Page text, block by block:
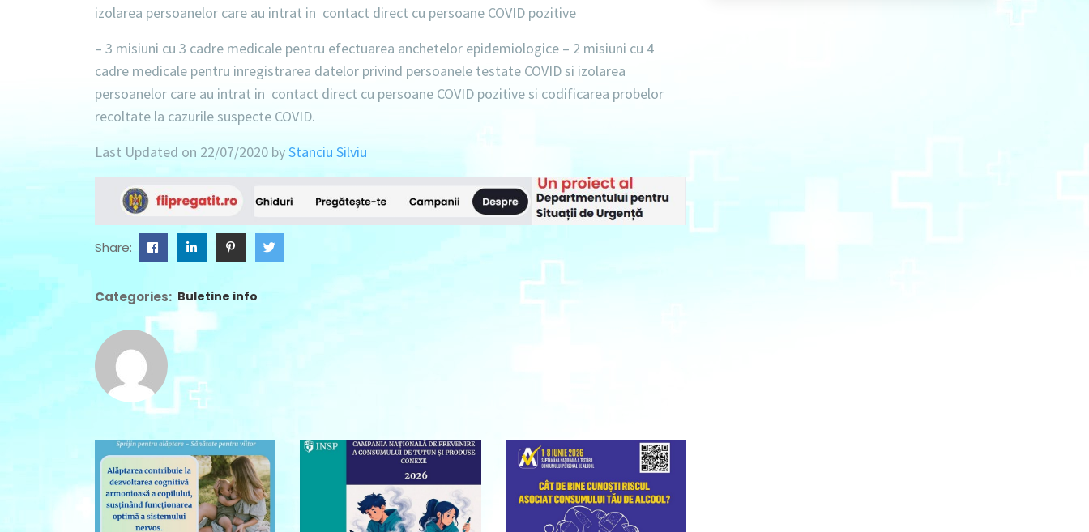
izolarea persoanelor care au intrat in contact direct cu persoane COVID pozitive
– 3 misiuni cu 3 cadre medicale pentru efectuarea anchetelor epidemiologice – 2 misiuni cu 4
cadre medicale pentru inregistrarea datelor privind persoanele testate COVID si izolarea
persoanelor care au intrat in contact direct cu persoane COVID pozitive si codificarea probelor
recoltate la cazurile suspecte COVID.
Last Updated on 22/07/2020 byStanciu Silviu
Share:
Categories: Buletine info